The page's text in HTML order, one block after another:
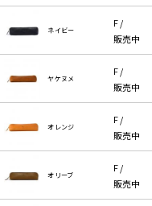
ネイビー
F /
販売中
ヤケヌメ
F /
販売中
オレンジ
F /
販売中
オリーブ
F /
販売中